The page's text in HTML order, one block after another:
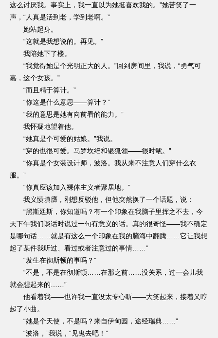
这么讨厌我。事实上，我一直以为她挺喜欢我的。”她苦笑了一
声，“人真是活到老，学到老啊。”
她站起身。
“这就是我想说的。再见。”
我陪她下了楼。
“我觉得她是个光明正大的人。”回到房间里，我说，“勇气可
嘉，这个女孩。”
“而且精于算计。”
“你这是什么意思——算计？”
“我的意思是她有向前看的能力。”
我怀疑地望着他。
“她真是个可爱的姑娘。”我说。
“穿的也很可爱。马罗坎绉和银狐领——很时髦。”
“你真是个女装设计师，波洛。我从来不注意人们穿什么衣
服。”
“你真应该加入裸体主义者聚居地。”
我义愤填膺，刚想反驳他，但他突然换了一个话题，说：
“黑斯廷斯，你知道吗？有一个印象在我脑子里挥之不去，今
天下午我们谈话时说过一句有意义的话。真的很奇怪——我不确定
是哪句话……就是有这么一个印象在我的脑海中翻腾……它让我想
起了某件我听过、看过或者注意过的事情……”
“发生在彻斯顿的事吗？”
“不是，不是在彻斯顿……在那之前……没关系，过一会儿我
就会想起来的……”
他看着我——也许我一直没太专心听——大笑起来，接着又哼
起了小曲。
“她是个天使，不是吗？来自伊甸园，途经瑞典……”
“波洛，”我说，“见鬼去吧！”